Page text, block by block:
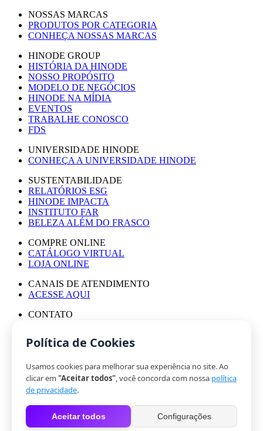
NOSSAS MARCAS
PRODUTOS POR CATEGORIA
CONHEÇA NOSSAS MARCAS
HINODE GROUP
HISTÓRIA DA HINODE
NOSSO PROPÓSITO
MODELO DE NEGÓCIOS
HINODE NA MÍDIA
EVENTOS
TRABALHE CONOSCO
FDS
UNIVERSIDADE HINODE
CONHEÇA A UNIVERSIDADE HINODE
SUSTENTABILIDADE
RELATÓRIOS ESG
HINODE IMPACTA
INSTITUTO FAR
BELEZA ALÉM DO FRASCO
COMPRE ONLINE
CATÁLOGO VIRTUAL
LOJA ONLINE
CANAIS DE ATENDIMENTO
ACESSE AQUI
CONTATO
© HINODE GROUP 2024
|
CÓDIGO DE ÉTICA
|
POLÍTICA DE PRIVACIDADE
|
Política de Cookies
Usamos cookies para melhorar sua experiência no site. Ao
clicar em "Aceitar todos", você concorda com nossa política
de privacidade.
Aceitar todos Configurações